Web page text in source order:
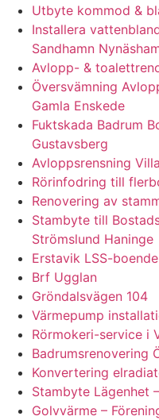
Utbyte kommod &
Installera
Sandhamn
Avlopp- &
Översvämning
Gamla Enskede
Fuktskada Badrum
Gustavsberg
Avloppsrensning
Rörinfodring till
Renovering av
Stambyte till
Strömslund Haninge
Erstavik LSS-boende
Brf Ugglan
Gröndalsvägen 104
Värmepump
Rörmokeri-service i
Badrumsrenovering
Konvertering
Stambyte Lägenhet
Golvvärme –